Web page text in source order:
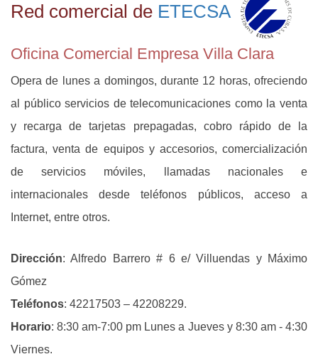
Red comercial de ETECSA
Oficina Comercial Empresa Villa Clara
Opera de lunes a domingos, durante 12 horas, ofreciendo
al público servicios de telecomunicaciones como la venta
y recarga de tarjetas prepagadas, cobro rápido de la
factura, venta de equipos y accesorios, comercialización
de servicios móviles, llamadas nacionales e
internacionales desde teléfonos públicos, acceso a
Internet, entre otros.
Dirección: Alfredo Barrero # 6 e/ Villuendas y Máximo
Gómez
Teléfonos: 42217503 – 42208229.
Horario: 8:30 am-7:00 pm Lunes a Jueves y 8:30 am - 4:30
Viernes.